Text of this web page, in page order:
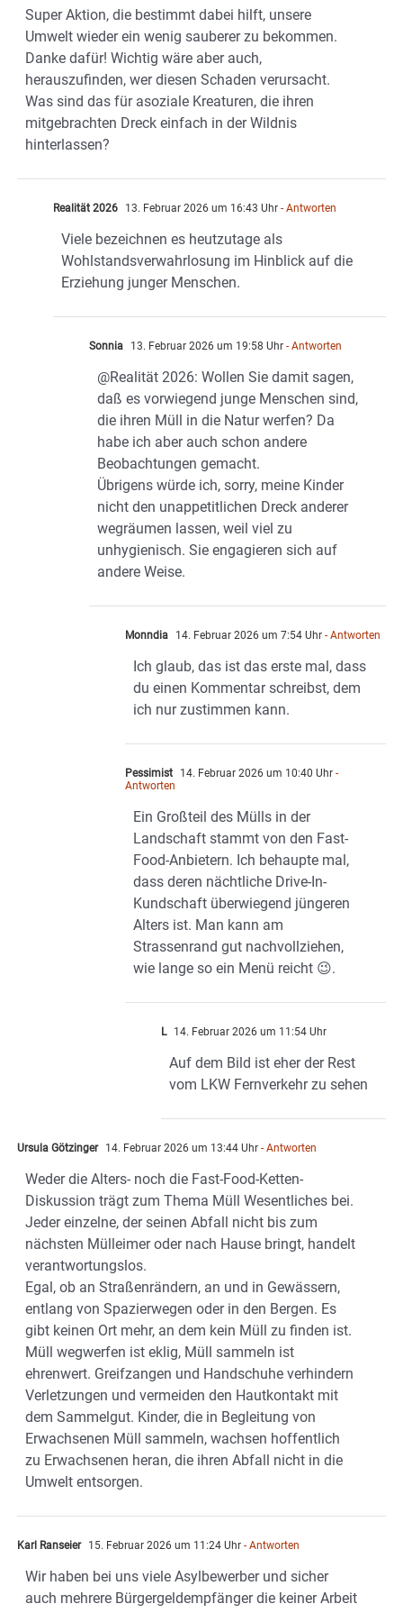
Super Aktion, die bestimmt dabei hilft, unsere
Umwelt wieder ein wenig sauberer zu bekommen.
Danke dafür! Wichtig wäre aber auch,
herauszufinden, wer diesen Schaden verursacht.
Was sind das für asoziale Kreaturen, die ihren
mitgebrachten Dreck einfach in der Wildnis
hinterlassen?
Realität 2026 13. Februar 2026 um 16:43 Uhr - Antworten
Viele bezeichnen es heutzutage als
Wohlstandsverwahrlosung im Hinblick auf die
Erziehung junger Menschen.
Sonnia 13. Februar 2026 um 19:58 Uhr - Antworten
@Realität 2026: Wollen Sie damit sagen,
daß es vorwiegend junge Menschen sind,
die ihren Müll in die Natur werfen? Da
habe ich aber auch schon andere
Beobachtungen gemacht.
Übrigens würde ich, sorry, meine Kinder
nicht den unappetitlichen Dreck anderer
wegräumen lassen, weil viel zu
unhygienisch. Sie engagieren sich auf
andere Weise.
Monndia 14. Februar 2026 um 7:54 Uhr - Antworten
Ich glaub, das ist das erste mal, dass
du einen Kommentar schreibst, dem
ich nur zustimmen kann.
Pessimist 14. Februar 2026 um 10:40 Uhr -
Antworten
Ein Großteil des Mülls in der
Landschaft stammt von den Fast-
Food-Anbietern. Ich behaupte mal,
dass deren nächtliche Drive-In-
Kundschaft überwiegend jüngeren
Alters ist. Man kann am
Strassenrand gut nachvollziehen,
wie lange so ein Menü reicht 😉.
L 14. Februar 2026 um 11:54 Uhr
Auf dem Bild ist eher der Rest
vom LKW Fernverkehr zu sehen
Ursula Götzinger 14. Februar 2026 um 13:44 Uhr - Antworten
Weder die Alters- noch die Fast-Food-Ketten-
Diskussion trägt zum Thema Müll Wesentliches bei.
Jeder einzelne, der seinen Abfall nicht bis zum
nächsten Mülleimer oder nach Hause bringt, handelt
verantwortungslos.
Egal, ob an Straßenrändern, an und in Gewässern,
entlang von Spazierwegen oder in den Bergen. Es
gibt keinen Ort mehr, an dem kein Müll zu finden ist.
Müll wegwerfen ist eklig, Müll sammeln ist
ehrenwert. Greifzangen und Handschuhe verhindern
Verletzungen und vermeiden den Hautkontakt mit
dem Sammelgut. Kinder, die in Begleitung von
Erwachsenen Müll sammeln, wachsen hoffentlich
zu Erwachsenen heran, die ihren Abfall nicht in die
Umwelt entsorgen.
Karl Ranseier 15. Februar 2026 um 11:24 Uhr - Antworten
Wir haben bei uns viele Asylbewerber und sicher
auch mehrere Bürgergeldempfänger die keiner Arbeit